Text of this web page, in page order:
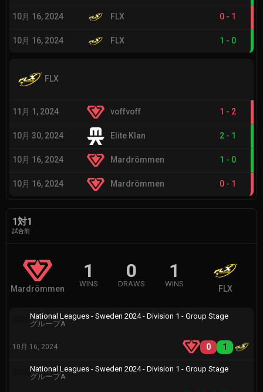
10月 16, 2024 FLX 0 - 1
10月 16, 2024 FLX 1 - 0
FLX
11月 1, 2024 voffvoff 1 - 2
10月 30, 2024 Elite Klan 2 - 1
10月 16, 2024 Mardrömmen 1 - 0
10月 16, 2024 Mardrömmen 0 - 1
1対1
試合前
Mardrömmen
1
WINS
0
DRAWS
1
WINS
FLX
National Leagues - Sweden 2024 - Division 1 - Group Stage
グループA
0 1
10月 16, 2024
National Leagues - Sweden 2024 - Division 1 - Group Stage
グループA